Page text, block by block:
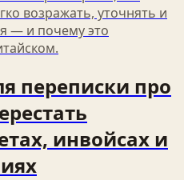
возражать, уточнять и
— и почему это
переписки про
инвойсах и